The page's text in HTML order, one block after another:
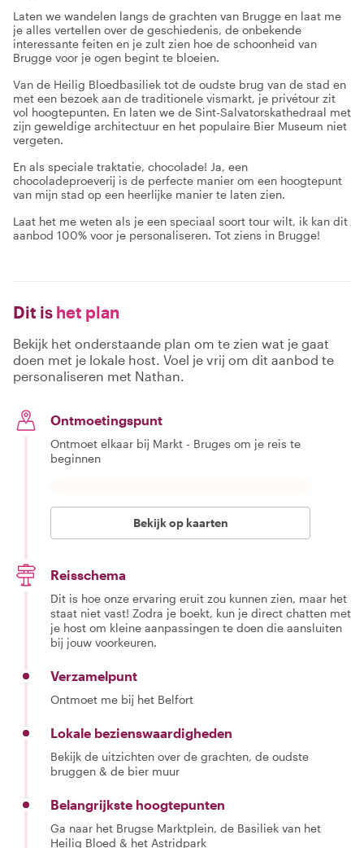
Laten we wandelen langs de grachten van Brugge en laat me
je alles vertellen over de geschiedenis, de onbekende
interessante feiten en je zult zien hoe de schoonheid van
Brugge voor je ogen begint te bloeien.
Van de Heilig Bloedbasiliek tot de oudste brug van de stad en
met een bezoek aan de traditionele vismarkt, je privétour zit
vol hoogtepunten. En laten we de Sint-Salvatorskathedraal met
zijn geweldige architectuur en het populaire Bier Museum niet
vergeten.
En als speciale traktatie, chocolade! Ja, een
chocoladeproeverij is de perfecte manier om een hoogtepunt
van mijn stad op een heerlijke manier te laten zien.
Laat het me weten als je een speciaal soort tour wilt, ik kan dit
aanbod 100% voor je personaliseren. Tot ziens in Brugge!
Dit is het plan
Bekijk het onderstaande plan om te zien wat je gaat
doen met je lokale host. Voel je vrij om dit aanbod te
personaliseren met Nathan.
Ontmoetingspunt
Ontmoet elkaar bij Markt - Bruges om je reis te
beginnen
Bekijk op kaarten
Reisschema
Dit is hoe onze ervaring eruit zou kunnen zien, maar het
staat niet vast! Zodra je boekt, kun je direct chatten met
je host om kleine aanpassingen te doen die aansluiten
bij jouw voorkeuren.
Verzamelpunt
Ontmoet me bij het Belfort
Lokale bezienswaardigheden
Bekijk de uitzichten over de grachten, de oudste
bruggen & de bier muur
Belangrijkste hoogtepunten
Ga naar het Brugse Marktplein, de Basiliek van het
Heilig Bloed & het Astridpark